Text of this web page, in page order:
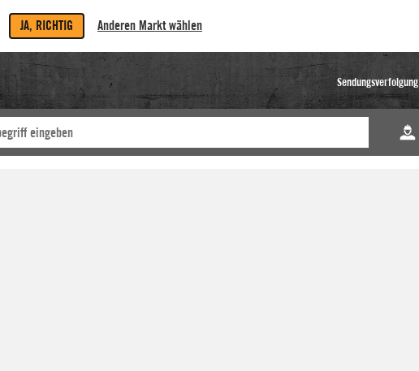
JA, RICHTIG Anderen Markt wählen
Sendungsverfolgung